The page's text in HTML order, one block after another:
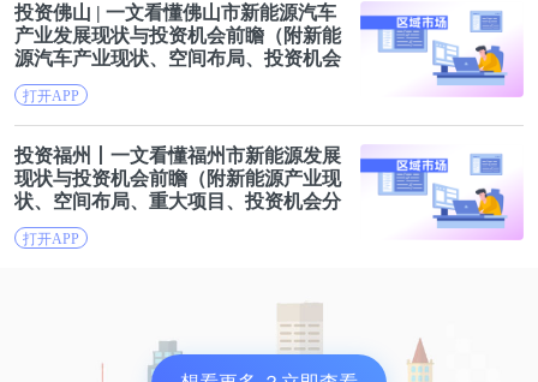
投资佛山 | 一文看懂佛山市新能源汽车
产业发展现状与投资机会前瞻（附新能
源汽车产业现状、空间布局、投资机会
分析等）
打开APP
投资福州丨一文看懂福州市新能源发展
现状与投资机会前瞻（附新能源产业现
状、空间布局、重大项目、投资机会分
析等）
打开APP